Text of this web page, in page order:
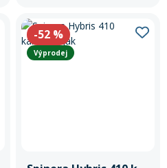
hmotnost pouze 12,9 kg.
-52 %
Výprodej